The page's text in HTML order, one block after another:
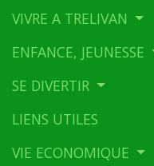
VIVRE A TRELIVAN
ENFANCE, JEUNESSE
SE DIVERTIR
LIENS UTILES
VIE ECONOMIQUE